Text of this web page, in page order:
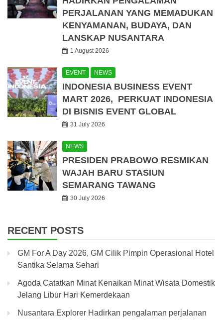
PERJALANAN YANG MEMADUKAN
KENYAMANAN, BUDAYA, DAN
LANSKAP NUSANTARA
1 August 2026
EVENT NEWS
INDONESIA BUSINESS EVENT
MART 2026, PERKUAT INDONESIA
DI BISNIS EVENT GLOBAL
31 July 2026
NEWS
PRESIDEN PRABOWO RESMIKAN
WAJAH BARU STASIUN
SEMARANG TAWANG
30 July 2026
RECENT POSTS
GM For A Day 2026, GM Cilik Pimpin Operasional Hotel
Santika Selama Sehari
Agoda Catatkan Minat Kenaikan Minat Wisata Domestik
Jelang Libur Hari Kemerdekaan
Nusantara Explorer Hadirkan pengalaman perjalanan